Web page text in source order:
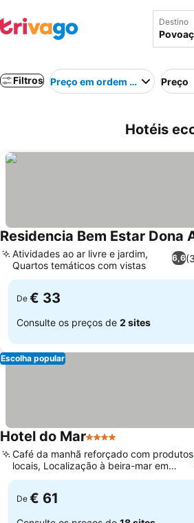
Destino
Filtros Preço em ordem crescentePreço
Hotéis
Residencia Bem Estar Dona
6,6
Atividades ao ar livre e jardim,
Quartos temáticos com vistas
De € 33
Consulte os preços de 2 sites
Escolha popular
Hotel do Mar4 Estrelas
Café da manhã reforçado com produtos
locais, Localização à beira-mar em
Povoação
De € 61